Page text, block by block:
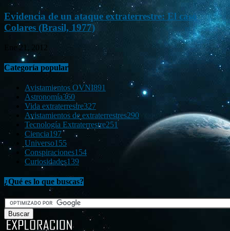
Evidencia de un ataque extraterrestre: El caso
Colares (Brasil, 1977)
Ene 21, 2012
Categoría popular
Avistamientos OVNI891
Astronomía360
Vida extraterrestre327
Avistamientos de extraterrestres290
Tecnología Extraterrestre251
Ciencia197
Universo155
Conspiraciones154
Curiosidades139
¿Qué es lo que buscas?